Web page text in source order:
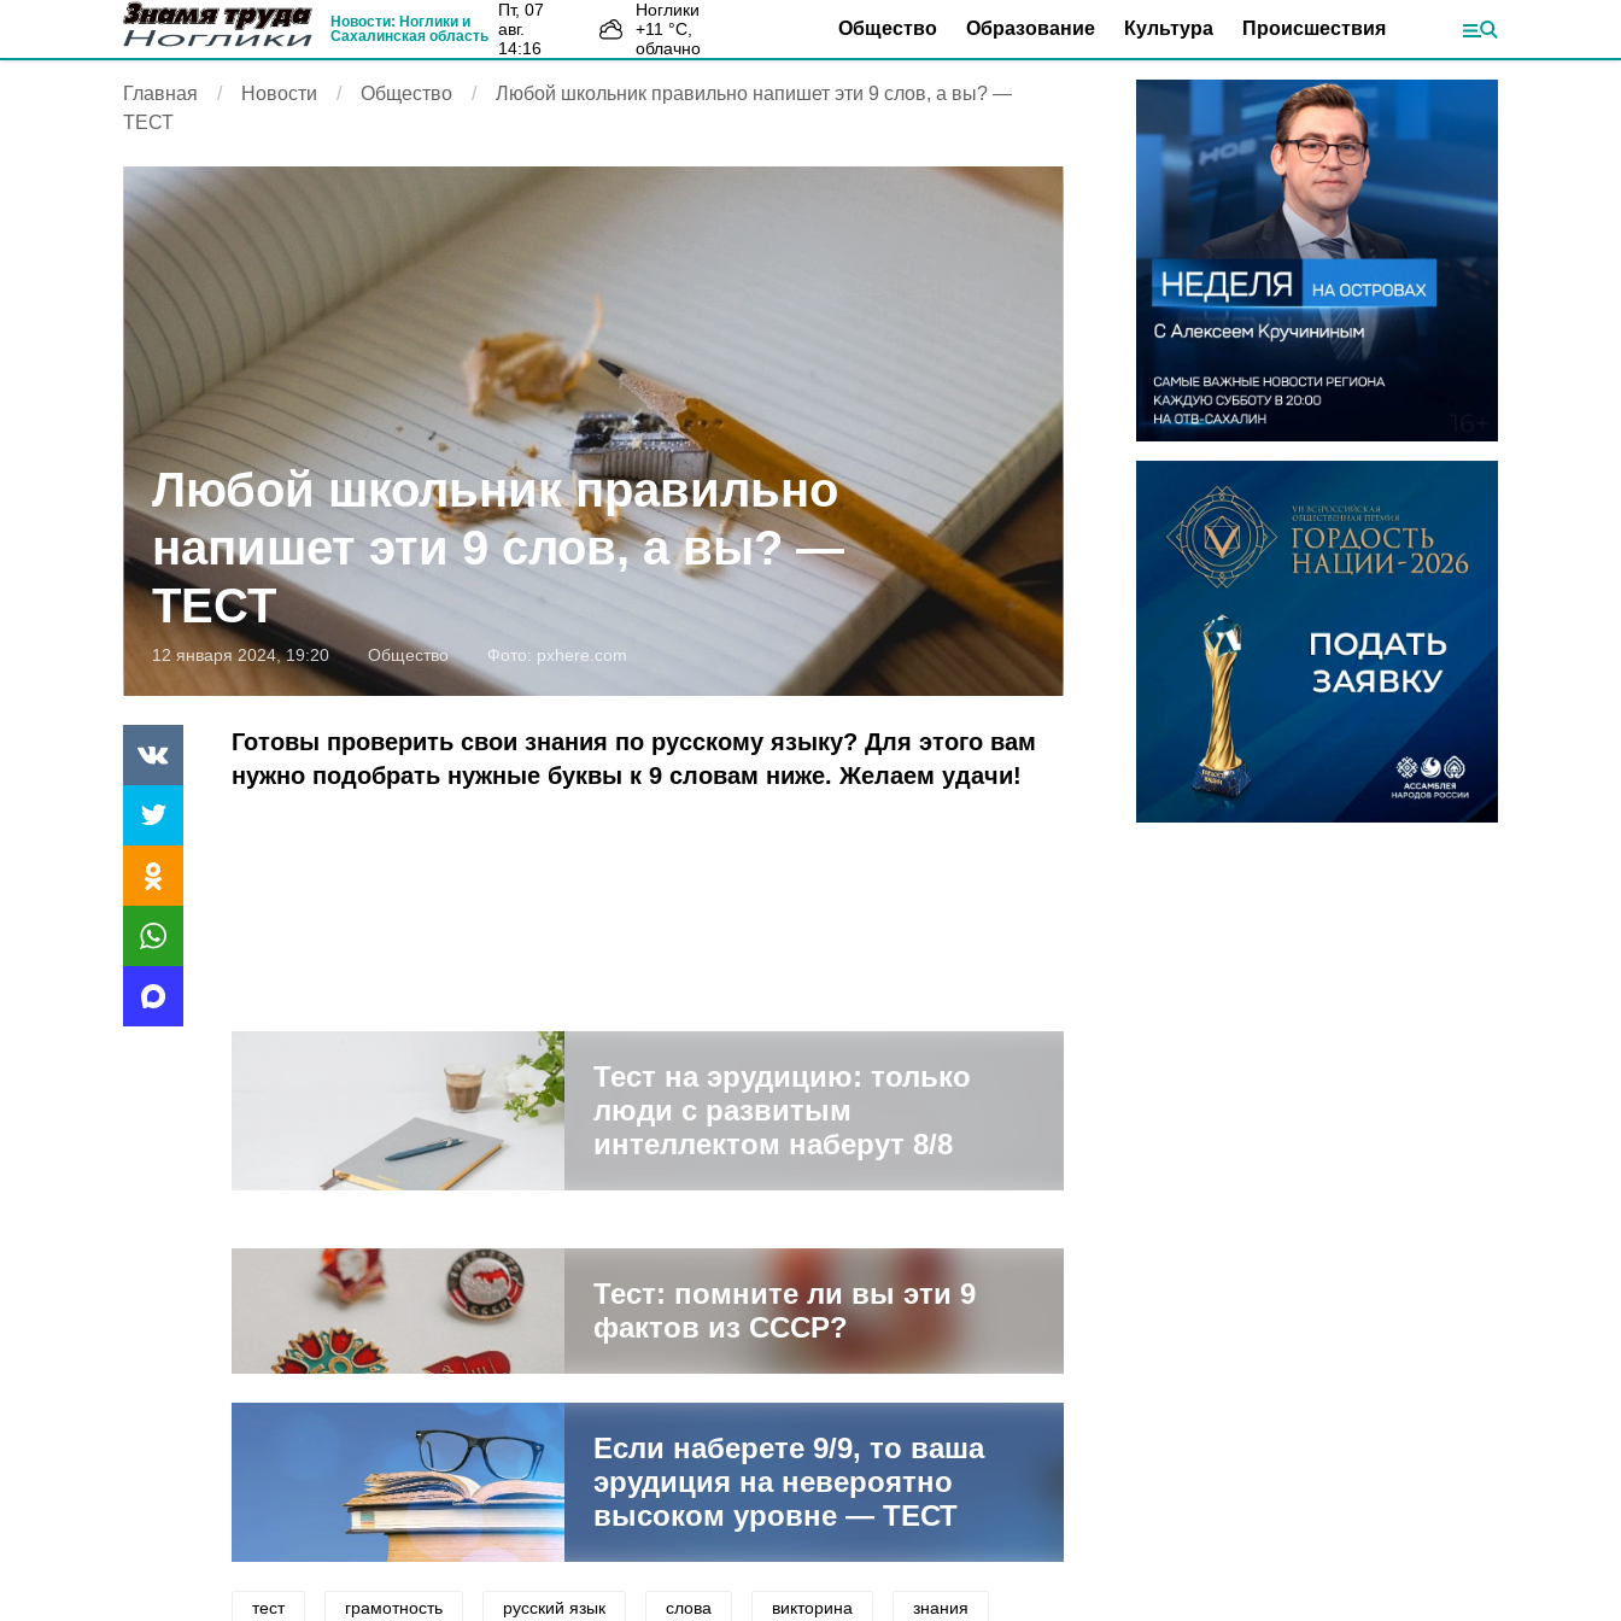
Новости: Ноглики и
Сахалинская область
пт, 07
авг.
14:16
Ноглики
+11 °С,
облачно
Общество Образование Культура Происшествия
Главная Новости Общество
Любой школьник правильно напишет эти 9 слов, а вы? —
ТЕСТ
Любой школьник правильно
напишет эти 9 слов, а вы? —
ТЕСТ
12 января 2024, 19:20 Общество Фото: pxhere.com
Готовы проверить свои знания по русскому языку? Для этого вам
нужно подобрать нужные буквы к 9 словам ниже. Желаем удачи!
Тест на эрудицию: только
люди с развитым
интеллектом наберут 8/8
Тест: помните ли вы эти 9
фактов из СССР?
Если наберете 9/9, то ваша
эрудиция на невероятно
высоком уровне — ТЕСТ
тест грамотность русский язык слова викторина знания